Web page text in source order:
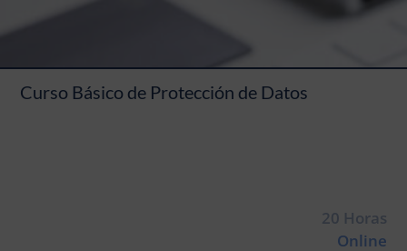
Curso Básico de Protección de Datos
20 Horas
Online